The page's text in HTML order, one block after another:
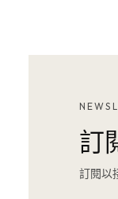
訂
訂閱以